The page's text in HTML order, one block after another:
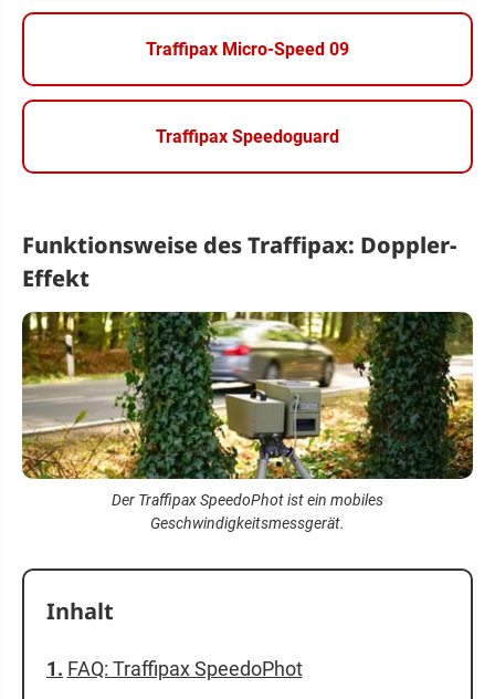
Traffipax Micro-Speed 09
Traffipax Speedoguard
Funktionsweise des Traffipax: Doppler-
Effekt
Der Traffipax SpeedoPhot ist ein mobiles
Geschwindigkeitsmessgerät.
Inhalt
FAQ: Traffipax SpeedoPhot